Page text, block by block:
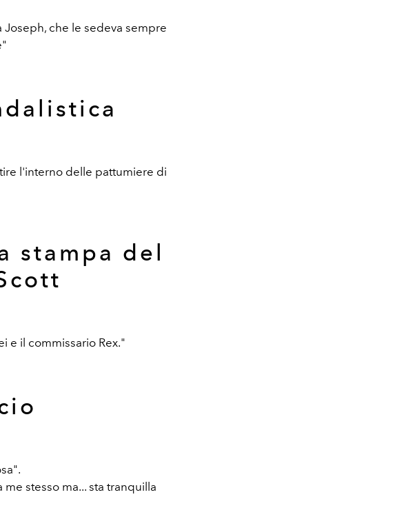
che le sedeva sempre
l'interno delle pattumiere di
stampa del
e il commissario Rex."
stesso ma... sta tranquilla